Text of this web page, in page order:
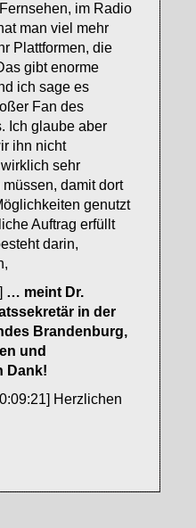
im Radio
man viel mehr
Plattformen, die
gibt enorme
ich sage es
Fan des
Ich glaube aber
ihn nicht
sehr
damit dort
genutzt
Auftrag erfüllt
darin,
… meint Dr.
in der
Brandenburg,
und
Dank!
Herzlichen